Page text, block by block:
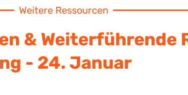
Weitere Ressourcen
& Weiterführende
- 24. Januar